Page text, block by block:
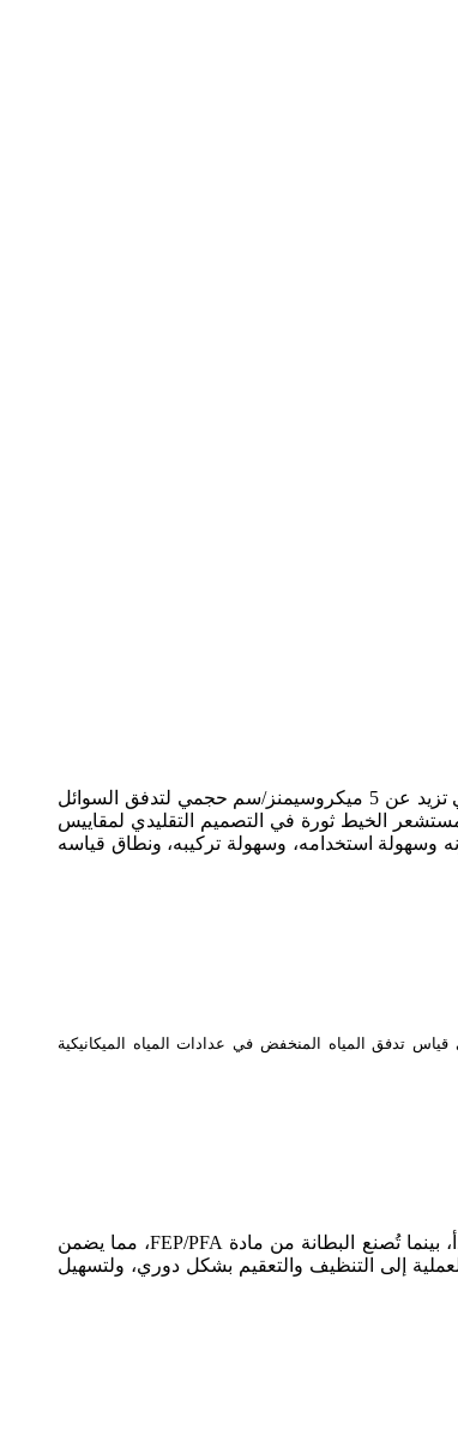
يعتمد مقياس التدفق الكهرومغناطيسي من سلسلة Mag-11 على قانون الحث الكهرومغناطيسي بالفاراد، ويُستخدم لقياس الموصلية التي تزيد عن 5 ميكروسيمنز/سم حجمي لتدفق السوائل
الخيط ثورة في التصميم التقليدي لمقاييس
وسهولة استخدامه، وسهولة تركيبه، ونطاق قياسه
تدفق المياه المنخفض في عدادات المياه الميكانيكية
صُمم مقياس التدفق الكهرومغناطيسي من نوع المشبك Mag-11 خصيصًا للتطبيقات الصحية. يتكون المستشعر من الفولاذ المقاوم للصدأ، بينما تُصنع البطانة من مادة FEP/PFA، مما يضمن
إلى التنظيف والتعقيم بشكل دوري، ولتسهيل